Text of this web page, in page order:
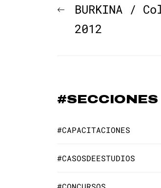
de
Previous
post:
BURKINA /
2012
#SECCIONES
#CAPACITACIONES
#CASOSDEESTUDIOS